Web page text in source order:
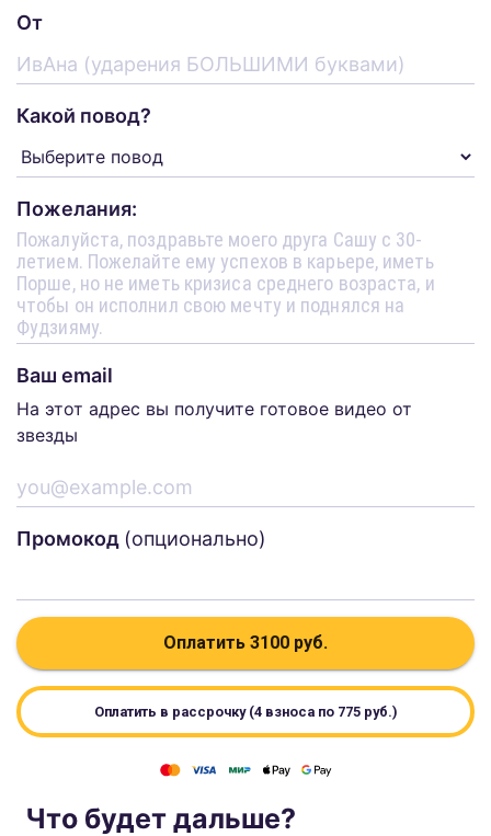
От
Какой повод?
Пожелания:
Ваш email
На этот адрес вы получите готовое видео от
звезды
Промокод (опционально)
Оплатить 3100 руб.
Оплатить в рассрочку (4 взноса по 775руб.)
Что будет дальше?